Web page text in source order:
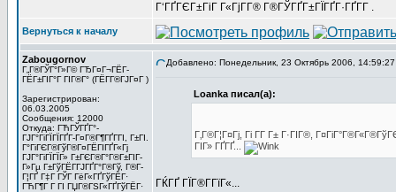
Г‘ГҐГЄГ±ГіГ Г«ГјГ­Г® Г®ГЎГҐГ±ГЇГҐГ·ГҐГ­Г .
Вернуться к началу
Zabougornov
Г„Г®ГЎГ°Г»Г© ГЂГ¤Г¬ГЁГ­
ГЁГ±ГІГ°Г ГІГ®Г° (ГЁГ­Г®ГЈГ¤Г )
Зарегистрирован:
06.03.2005
Сообщения: 12000
Откуда: ГЋГЎГҐГ°-
ГЈГ°ГіГЇГЇГҐГ­-Г¤Г®Г¶ГҐГ­ГІ, Г±ГІ.
Г°ГіГЄГ®ГўГ®Г¤ГЁГІГҐГ«Гј
ГЈГ°ГіГЇГЇГ» Г±ГЄГ®Г°Г®Г±ГІГ­
Г»Гµ Г±ГўГЁГ­ГЈГҐГ°Г®Гў, Г®Г­
Г¦ГҐ Г‡Г ГЎГ ГёГ«ГҐГўГЁГ·
ГЋГ¶Г Г ГІ ГЏГ®ГЅГ«ГҐГўГЁГ·
Добавлено: Понедельник, 23 Октябрь 2006, 14:59:27
Loanka писал(а):
Г‚Г®Г¦Г¤Гј, Гі Г­Г Г± Г·ГІГ®,
ГІГ» ГҐГҐ...
ГЌГҐ ГЇГ®Г­ГїГ«...